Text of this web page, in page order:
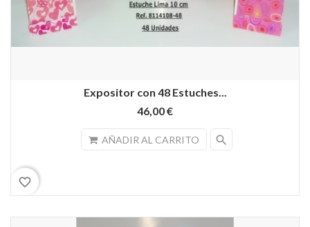
Expositor con 48 Estuches...
46,00 €
AÑADIR AL CARRITO search
favorite_border